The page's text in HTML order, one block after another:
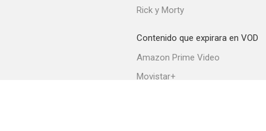
Rick y Morty
Contenido que expirara en VOD
Amazon Prime Video
Movistar+